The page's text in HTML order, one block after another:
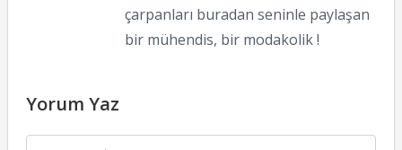
çarpanları buradan seninle paylaşan
bir mühendis, bir modakolik !
Yorum Yaz